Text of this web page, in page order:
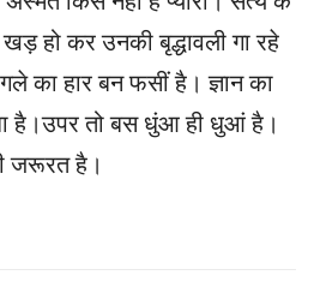
हो कर उनकी बृद्धावली गा रहे
का हार बन फसीं है। ज्ञान का
है।उपर तो बस धुंआ ही धुआं है।
जरूरत है।